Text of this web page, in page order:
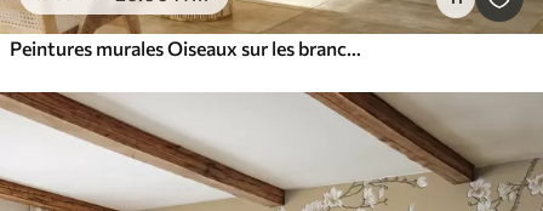
Peintures murales Oiseaux sur les branches d'une grenade